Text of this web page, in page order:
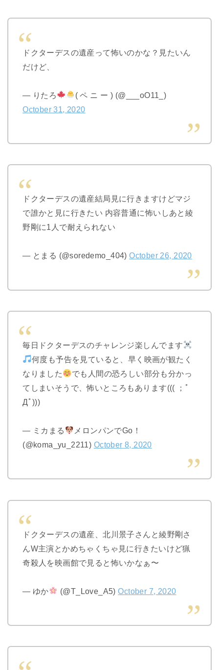
ドクターデスの遺産って怖いのかな？見たいん
だけど、
— りたろ
( ペ ニ ー ) (@___oO11_)
October 31, 2020
ドクターデスの遺産結局見に行きますけどマジ
で誰かと見に行きたい 内容普通に怖いしあと綾
野剛に1人で耐えられない
— とまる (@soredemo_404)October 26, 2020
毎日ドクターデスのチャレンジ楽しんでます
何度も予告を見ていると、早く映画が観たく
なりました
でも人間の恐ろしい部分も分かっ
てしまいそうで、怖いところもあります((( ；ﾟ
Дﾟ)))
— ミカまる
メロンパンでGo！
(@koma_yu_2211) October 8, 2020
ドクターデスの遺産、北川景子さんと綾野剛さ
んW主演とかめちゃくちゃ見に行きたいけど猟
奇殺人を映画館で見ると怖いかなぁ〜
— ゆか (@T_Love_A5)October 7, 2020